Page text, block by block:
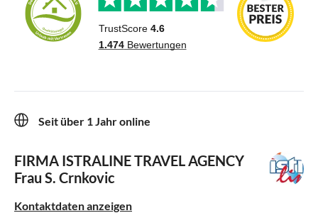
Seit über 1 Jahr online
FIRMA ISTRALINE TRAVEL AGENCY
Frau S. Crnkovic
Kontaktdaten anzeigen